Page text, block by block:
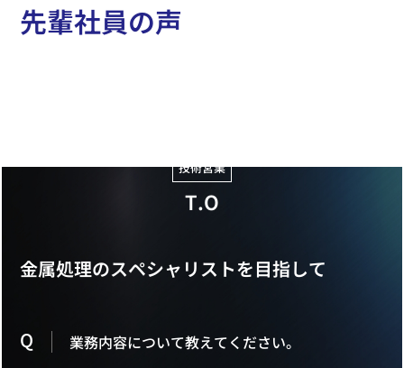
先輩社員の声
技術営業
T.O
金属処理のスペシャリストを目指して
Q
業務内容について教えてください。